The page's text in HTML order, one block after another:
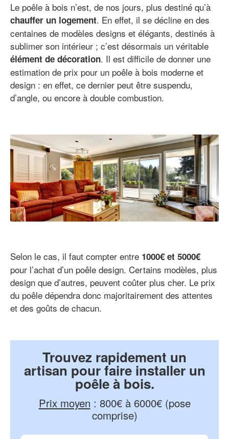
Le poêle à bois n’est, de nos jours, plus destiné qu’à
chauffer un logement. En effet, il se décline en des
centaines de modèles designs et élégants, destinés à
sublimer son intérieur ; c’est désormais un véritable
élément de décoration. Il est difficile de donner une
estimation de prix pour un poêle à bois moderne et
design : en effet, ce dernier peut être suspendu,
d’angle, ou encore à double combustion.
Selon le cas, il faut compter entre 1000€ et 5000€
pour l’achat d’un poêle design. Certains modèles, plus
design que d’autres, peuvent coûter plus cher. Le prix
du poêle dépendra donc majoritairement des attentes
et des goûts de chacun.
Trouvez rapidement un
artisan pour faire installer un
poêle à bois.
Prix moyen : 800€ à 6000€ (pose
comprise)